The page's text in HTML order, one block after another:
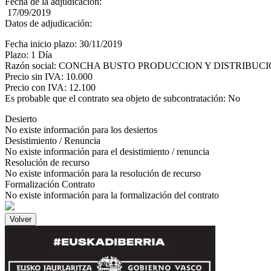
17/09/2019
Datos de adjudicación:
Fecha inicio plazo: 30/11/2019
Plazo: 1 Día
Razón social: CONCHA BUSTO PRODUCCION Y
Precio sin IVA: 10.000
Precio con IVA: 12.100
Es probable que el contrato sea objeto de subcontratación: No
Desierto
No existe información para los desiertos
Desistimiento / Renuncia
No existe información para el desistimiento / renuncia
Resolución de recurso
No existe información para la resolución de recurso
Formalización Contrato
No existe información para la formalización del contrato